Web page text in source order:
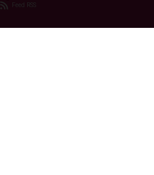
Feed RSS